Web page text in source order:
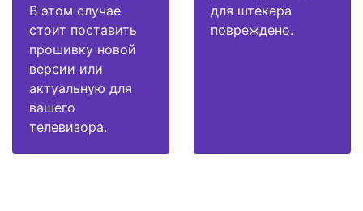
В этом случае
стоит поставить
прошивку новой
версии или
актуальную для
вашего
телевизора.
для штекера
повреждено.